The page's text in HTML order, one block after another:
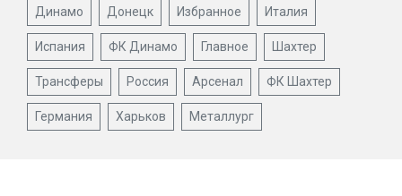
Динамо Донецк Избранное Италия
Испания ФК Динамо Главное Шахтер
Трансферы Россия Арсенал ФК Шахтер
Германия Харьков Металлург